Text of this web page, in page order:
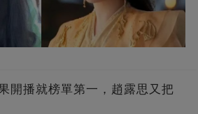
開播就榜單第一，趙露思又把